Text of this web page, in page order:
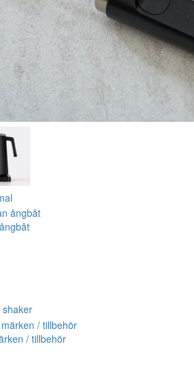
shaker
/ tillbehör